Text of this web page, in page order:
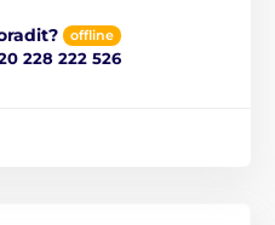
offline
228 222 526